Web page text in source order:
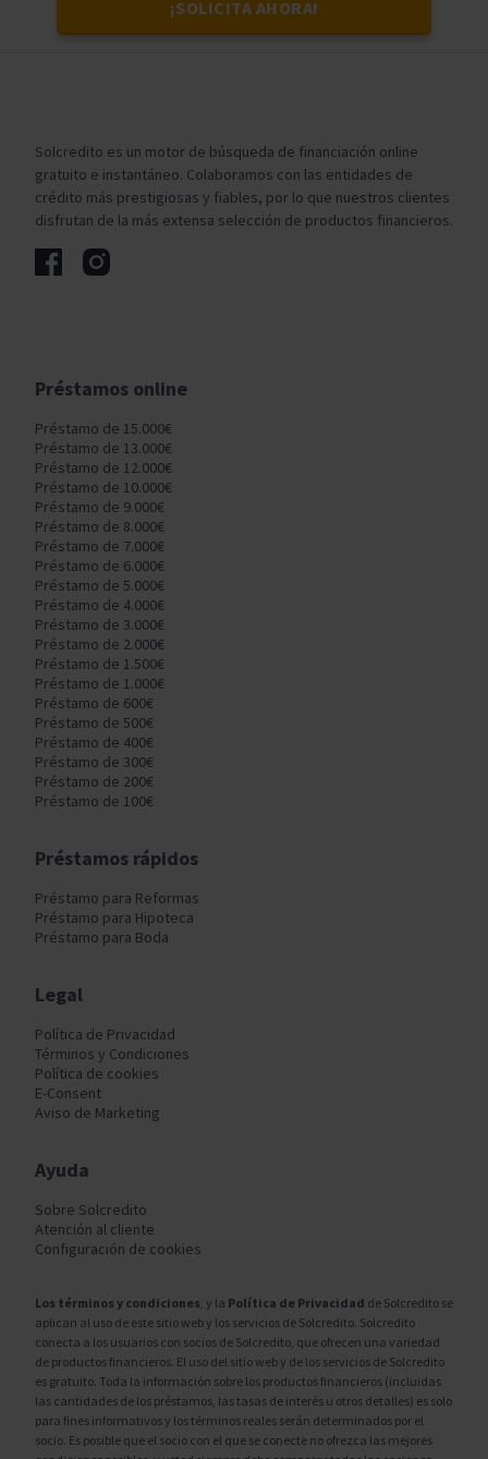
¡SOLICITA AHORA!
Solcredito es un motor de búsqueda de financiación online
gratuito e instantáneo. Colaboramos con las entidades de
crédito más prestigiosas y fiables, por lo que nuestros clientes
disfrutan de la más extensa selección de productos financieros.
Préstamos online
Préstamo de 15.000€
Préstamo de 13.000€
Préstamo de 12.000€
Préstamo de 10.000€
Préstamo de 9.000€
Préstamo de 8.000€
Préstamo de 7.000€
Préstamo de 6.000€
Préstamo de 5.000€
Préstamo de 4.000€
Préstamo de 3.000€
Préstamo de 2.000€
Préstamo de 1.500€
Préstamo de 1.000€
Préstamo de 600€
Préstamo de 500€
Préstamo de 400€
Préstamo de 300€
Préstamo de 200€
Préstamo de 100€
Préstamos rápidos
Préstamo para Reformas
Préstamo para Hipoteca
Préstamo para Boda
Legal
Política de Privacidad
Términos y Condiciones
Política de cookies
E-Consent
Aviso de Marketing
Ayuda
Sobre Solcredito
Atención al cliente
Configuración de cookies
Los términos y condiciones, y la Política de Privacidad de Solcredito se
aplican al uso de este sitio web y los servicios de Solcredito. Solcredito
conecta a los usuarios con socios de Solcredito, que ofrecen una variedad
de productos financieros. El uso del sitio web y de los servicios de Solcredito
es gratuito. Toda la información sobre los productos financieros (incluidas
las cantidades de los préstamos, las tasas de interés u otros detalles) es solo
para fines informativos y los términos reales serán determinados por el
socio. Es posible que el socio con el que se conecte no ofrezca las mejores